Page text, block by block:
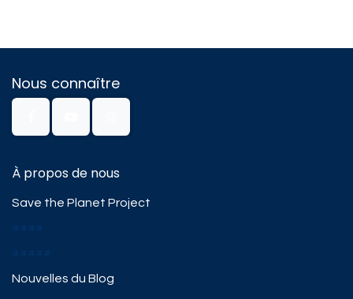
Nous connaître
À propos de nous
Save the Planet Project
####
#####
Nouvelles du Blog